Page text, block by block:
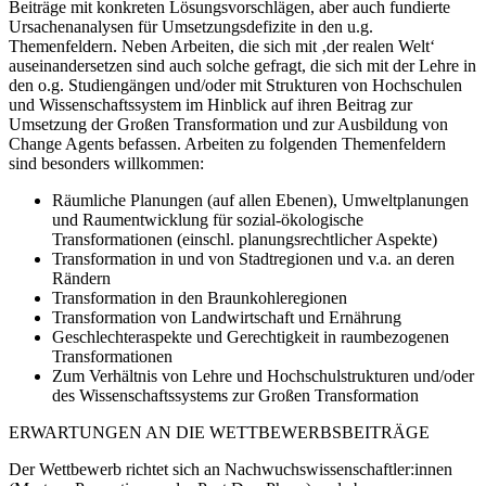
Beiträge mit konkreten Lösungsvorschlägen, aber auch fundierte
Ursachenanalysen für Umsetzungsdefizite in den u.g.
Themenfeldern. Neben Arbeiten, die sich mit ‚der realen Welt‘
auseinandersetzen sind auch solche gefragt, die sich mit der Lehre in
den o.g. Studiengängen und/oder mit Strukturen von Hochschulen
und Wissenschaftssystem im Hinblick auf ihren Beitrag zur
Umsetzung der Großen Transformation und zur Ausbildung von
Change Agents befassen. Arbeiten zu folgenden Themenfeldern
sind besonders willkommen:
Räumliche Planungen (auf allen Ebenen), Umweltplanungen
und Raumentwicklung für sozial-ökologische
Transformationen (einschl. planungsrechtlicher Aspekte)
Transformation in und von Stadtregionen und v.a. an deren
Rändern
Transformation in den Braunkohleregionen
Transformation von Landwirtschaft und Ernährung
Geschlechteraspekte und Gerechtigkeit in raumbezogenen
Transformationen
Zum Verhältnis von Lehre und Hochschulstrukturen und/oder
des Wissenschaftssystems zur Großen Transformation
ERWARTUNGEN AN DIE WETTBEWERBSBEITRÄGE
Der Wettbewerb richtet sich an Nachwuchswissenschaftler:innen